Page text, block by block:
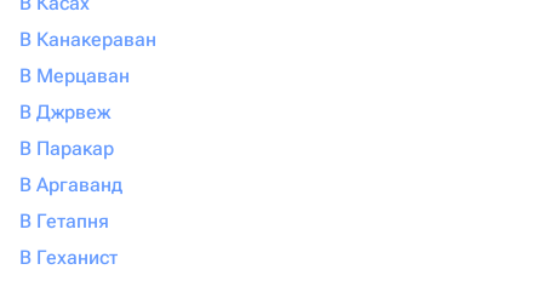
В Канакераван
В Мерцаван
В Джрвеж
В Паракар
В Аргаванд
В Гетапня
В Геханист